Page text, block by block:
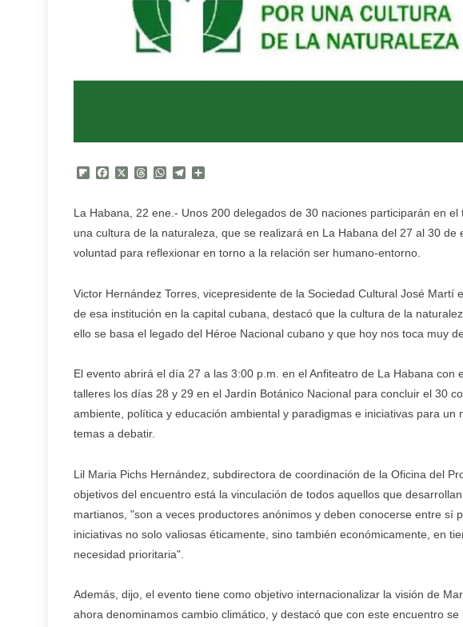
Flipboard
FacebookThreadsWhatsApp
Telegram
La Habana, 22 ene.- Unos 200 delegados de 30 naciones participarán en
una cultura de la naturaleza, que se realizará en La Habana del 27 al 30
voluntad para reflexionar en torno a la relación ser humano-entorno.
Victor Hernández Torres, vicepresidente de la Sociedad Cultural José Martí
de esa institución en la capital cubana, destacó que la cultura de la
ello se basa el legado del Héroe Nacional cubano y que hoy nos toca muy
El evento abrirá el día 27 a las 3:00 p.m. en el Anfiteatro de La Habana con
talleres los días 28 y 29 en el Jardín Botánico Nacional para concluir el 30
ambiente, política y educación ambiental y paradigmas e iniciativas para
temas a debatir.
Lil Maria Pichs Hernández, subdirectora de coordinación de la Oficina del
objetivos del encuentro está la vinculación de todos aquellos que
martianos, "son a veces productores anónimos y deben conocerse entre sí
iniciativas no solo valiosas éticamente, sino también económicamente, en
necesidad prioritaria".
Además, dijo, el evento tiene como objetivo internacionalizar la visión de
ahora denominamos cambio climático, y destacó que con este encuentro